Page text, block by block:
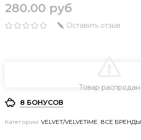
280.00 руб
Оставить отзыв
Товар распродан
8 БОНУСОВ
Категории: VELVET/VELVETIME, ВСЕ БРЕНДЫ